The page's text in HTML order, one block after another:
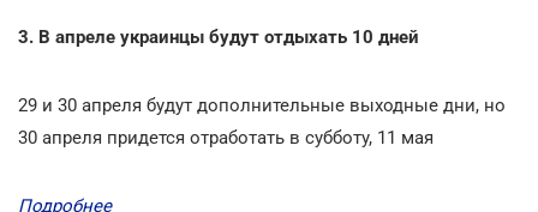
3. В апреле украинцы будут отдыхать 10 дней
29 и 30 апреля будут дополнительные выходные дни, но
30 апреля придется отработать в субботу, 11 мая
Подробнее